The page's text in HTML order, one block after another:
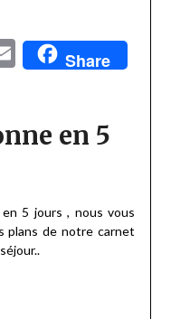
EmailShare
en 5
5 jours , nous vous
plans de notre carnet